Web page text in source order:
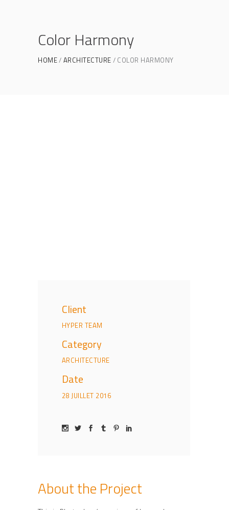
Color Harmony
HOME ARCHITECTURE COLOR HARMONY
Client
HYPER TEAM
Category
ARCHITECTURE
Date
28 JUILLET 2016
About the Project